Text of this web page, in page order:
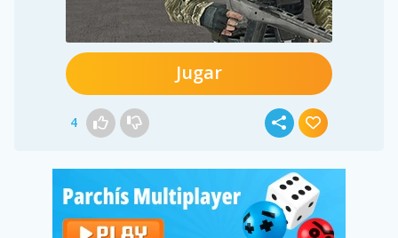
Jugar
4